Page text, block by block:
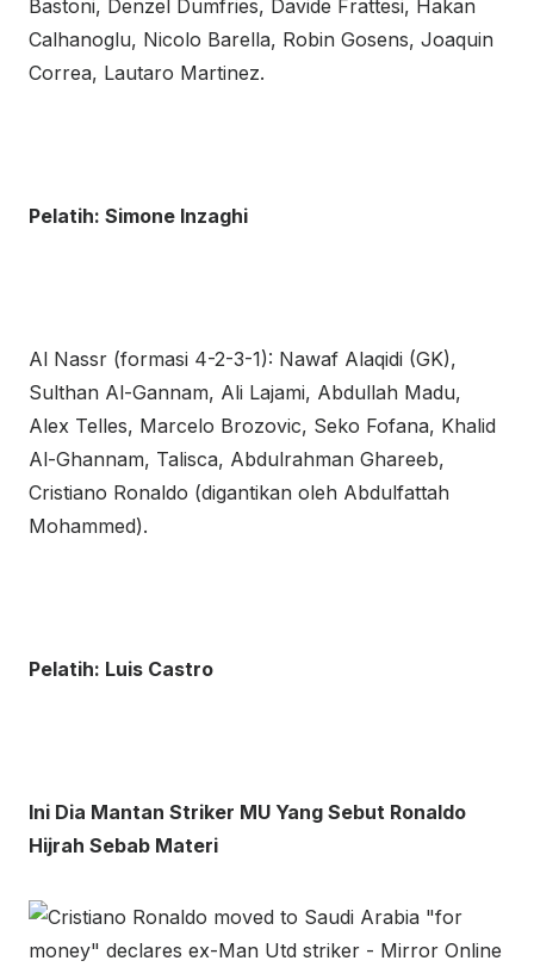
Bastoni, Denzel Dumfries, Davide Frattesi, Hakan
Calhanoglu, Nicolo Barella, Robin Gosens, Joaquin
Correa, Lautaro Martinez.
Pelatih: Simone Inzaghi
Al Nassr (formasi 4-2-3-1): Nawaf Alaqidi (GK),
Sulthan Al-Gannam, Ali Lajami, Abdullah Madu,
Alex Telles, Marcelo Brozovic, Seko Fofana, Khalid
Al-Ghannam, Talisca, Abdulrahman Ghareeb,
Cristiano Ronaldo (digantikan oleh Abdulfattah
Mohammed).
Pelatih: Luis Castro
Ini Dia Mantan Striker MU Yang Sebut Ronaldo
Hijrah Sebab Materi